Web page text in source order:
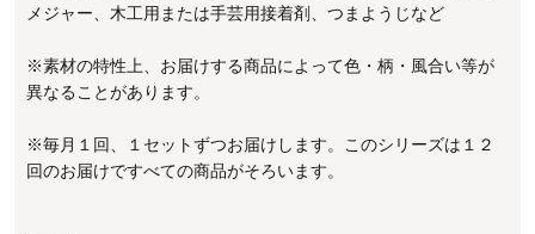
メジャー、木工用または手芸用接着剤、つまようじなど
※素材の特性上、お届けする商品によって色・柄・風合い等が
異なることがあります。
※毎月１回、１セットずつお届けします。このシリーズは１２
回のお届けですべての商品がそろいます。